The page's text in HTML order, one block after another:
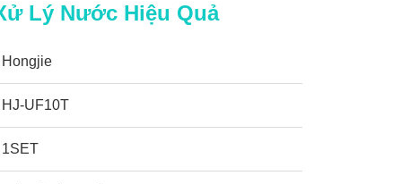
Lý Nước Hiệu Quả
Hongjie
HJ-UF10T
1SET